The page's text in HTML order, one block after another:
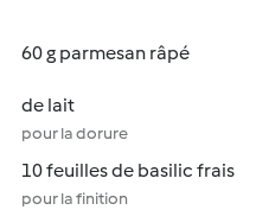
60 g parmesan râpé
de lait
pour la dorure
10 feuilles de basilic frais
pour la finition